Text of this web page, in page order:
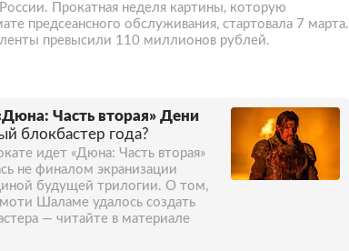
Прокатная неделя картины, которую
предсеансного обслуживания, стартовала 7 марта.
превысили 110 миллионов рублей.
Часть вторая» Дени
блокбастер года?
идет «Дюна: Часть вторая»
не финалом экранизации
будущей трилогии. О том,
Шаламе удалось создать
— читайте в материале